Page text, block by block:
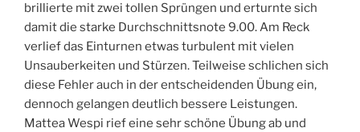
brillierte mit zwei tollen Sprüngen und erturnte sich
damit die starke Durchschnittsnote 9.00. Am Reck
verlief das Einturnen etwas turbulent mit vielen
Unsauberkeiten und Stürzen. Teilweise schlichen sich
diese Fehler auch in der entscheidenden Übung ein,
dennoch gelangen deutlich bessere Leistungen.
Mattea Wespi rief eine sehr schöne Übung ab und